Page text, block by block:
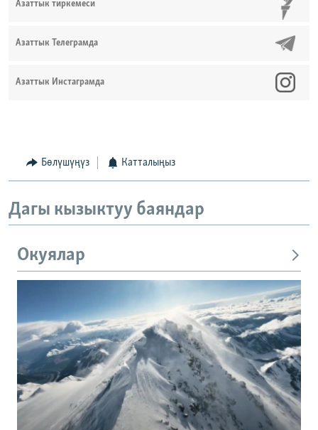
Азаттык тиркемеси
Азаттык Телеграмда
Азаттык Инстаграмда
Бөлүшүңүз Катталыңыз
Дагы кызыктуу баяндар
Окуялар